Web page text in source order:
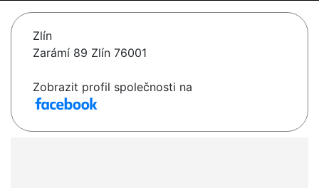
Zlín
Zarámí 89 Zlín 76001
Zobrazit profil společnosti na